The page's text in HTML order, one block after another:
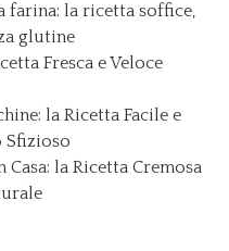
farina: la ricetta soffice,
glutine
Fresca e Veloce
la Ricetta Facile e
Sfizioso
la Ricetta Cremosa